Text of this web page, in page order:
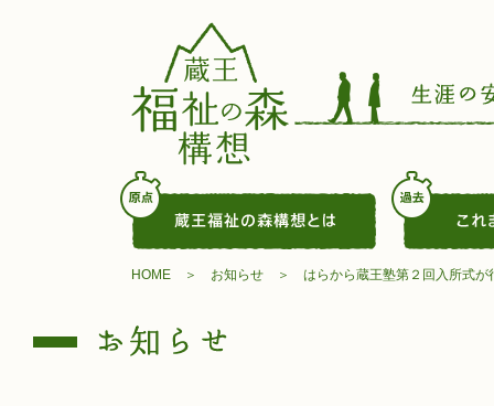
HOME お知らせ はらから蔵王塾第２回入所式が